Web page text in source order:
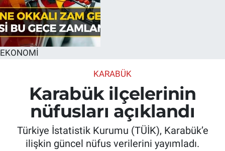
EKONOMİ
KARABÜK
Karabük ilçelerinin
nüfusları açıklandı
Türkiye İstatistik Kurumu (TÜİK), Karabük’e
ilişkin güncel nüfus verilerini yayımladı.